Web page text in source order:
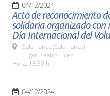
04/12/2024
Acto de reconocimiento
solidaria organizado con
Día Internacional del
Salamanca (Salamanca)
Lugar: Teatro Liceo
Hora: 18:30 h.
04/12/2024